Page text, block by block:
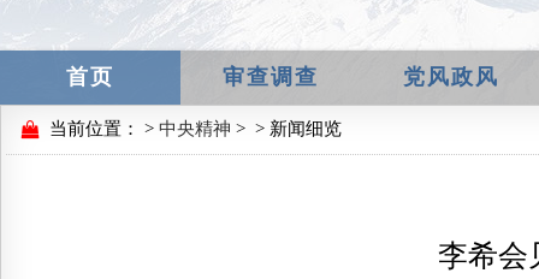
首页 审查调查 党风政风
当前位置： > 中央精神 > > 新闻细览
李希会